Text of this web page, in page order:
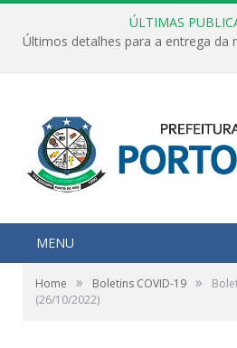
ÚLTIMAS
MENU
Home » Boletins COVID-19 »
(26/10/2022)